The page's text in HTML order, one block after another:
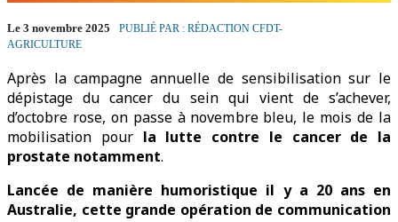
Le 3 novembre 2025
PUBLIÉ PAR : RÉDACTION CFDT-
AGRICULTURE
Après la campagne annuelle de sensibilisation sur le
dépistage du cancer du sein qui vient de s’achever,
d’octobre rose, on passe à novembre bleu, le mois de la
mobilisation pour la lutte contre le cancer de la
prostate notamment.
Lancée de manière humoristique il y a 20 ans en
Australie, cette grande opération de communication